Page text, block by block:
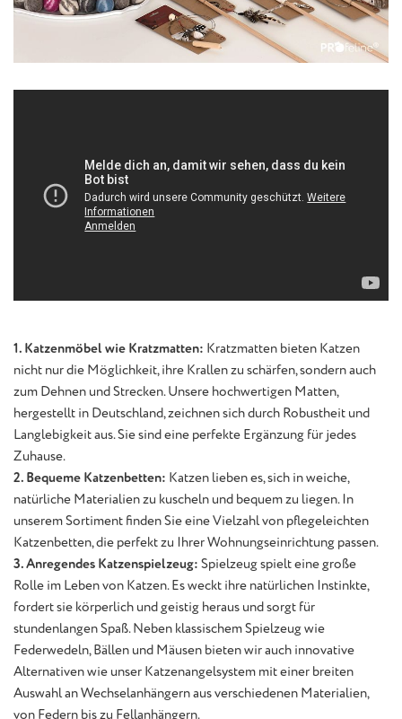
1. Katzenmöbel wie Kratzmatten: Kratzmatten bieten Katzen
nicht nur die Möglichkeit, ihre Krallen zu schärfen, sondern auch
zum Dehnen und Strecken. Unsere hochwertigen Matten,
hergestellt in Deutschland, zeichnen sich durch Robustheit und
Langlebigkeit aus. Sie sind eine perfekte Ergänzung für jedes
Zuhause.
2. Bequeme Katzenbetten: Katzen lieben es, sich in weiche,
natürliche Materialien zu kuscheln und bequem zu liegen. In
unserem Sortiment finden Sie eine Vielzahl von pflegeleichten
Katzenbetten, die perfekt zu Ihrer Wohnungseinrichtung passen.
3. Anregendes Katzenspielzeug: Spielzeug spielt eine große
Rolle im Leben von Katzen. Es weckt ihre natürlichen Instinkte,
fordert sie körperlich und geistig heraus und sorgt für
stundenlangen Spaß. Neben klassischem Spielzeug wie
Federwedeln, Bällen und Mäusen bieten wir auch innovative
Alternativen wie unser Katzenangelsystem mit einer breiten
Auswahl an Wechselanhängern aus verschiedenen Materialien,
von Federn bis zu Fellanhängern.